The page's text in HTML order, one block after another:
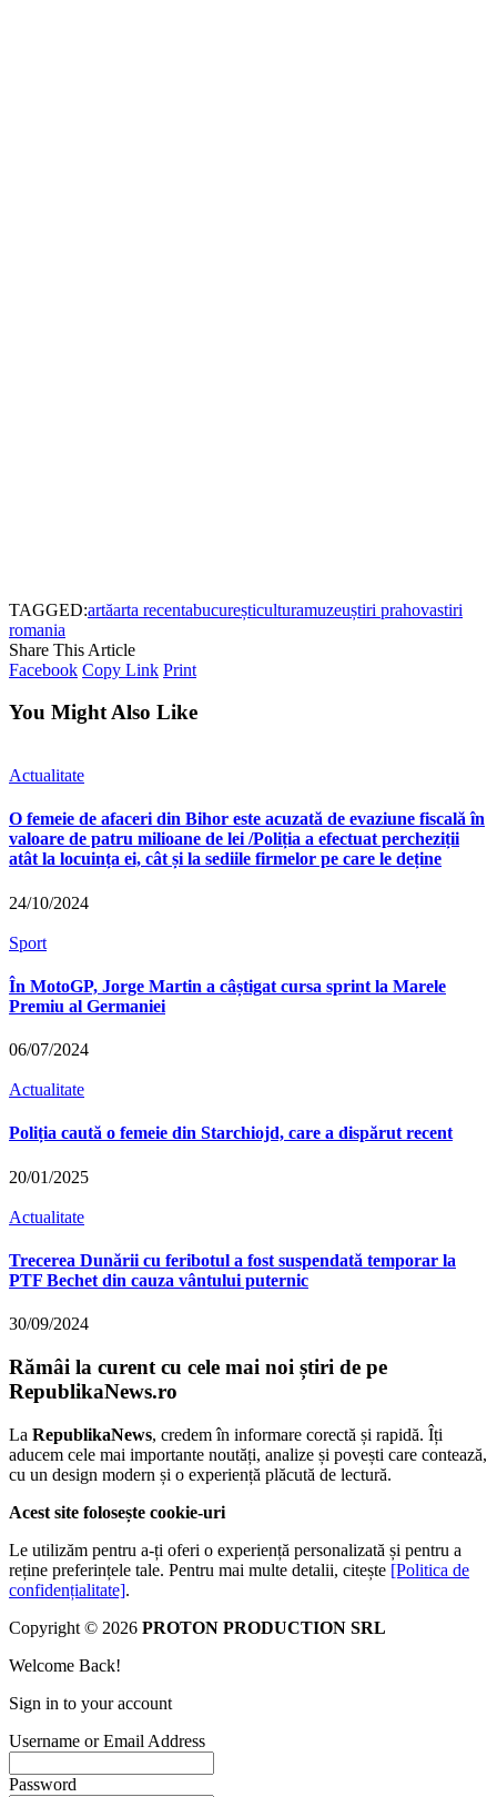
TAGGED:artăarta recentabucureșticulturamuzeuștiri prahovastiri
romania
Share This Article
Facebook Copy Link Print
You Might Also Like
Actualitate
O femeie de afaceri din Bihor este acuzată de evaziune fiscală în
valoare de patru milioane de lei /Poliția a efectuat percheziții
atât la locuința ei, cât și la sediile firmelor pe care le deține
24/10/2024
Sport
În MotoGP, Jorge Martin a câștigat cursa sprint la Marele
Premiu al Germaniei
06/07/2024
Actualitate
Poliția caută o femeie din Starchiojd, care a dispărut recent
20/01/2025
Actualitate
Trecerea Dunării cu feribotul a fost suspendată temporar la
PTF Bechet din cauza vântului puternic
30/09/2024
Rămâi la curent cu cele mai noi știri de pe
RepublikaNews.ro
La RepublikaNews, credem în informare corectă și rapidă. Îți
aducem cele mai importante noutăți, analize și povești care contează,
cu un design modern și o experiență plăcută de lectură.
Acest site folosește cookie-uri
Le utilizăm pentru a-ți oferi o experiență personalizată și pentru a
reține preferințele tale. Pentru mai multe detalii, citește [Politica de
confidențialitate].
Copyright © 2026 PROTON PRODUCTION SRL
Welcome Back!
Sign in to your account
Username or Email Address
Password